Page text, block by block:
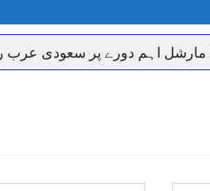
اہم دورے پر سعودی عرب
بلاک،عدالت کا شہری کو پیش
ناصر کا دورہء کلرسیداں
کوٹلی ستیاں کے نظر انداز